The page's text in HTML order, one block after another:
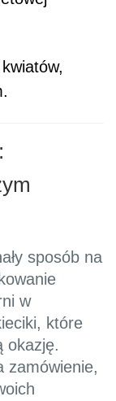
sposób na
w
które
okazję.
zamówienie,